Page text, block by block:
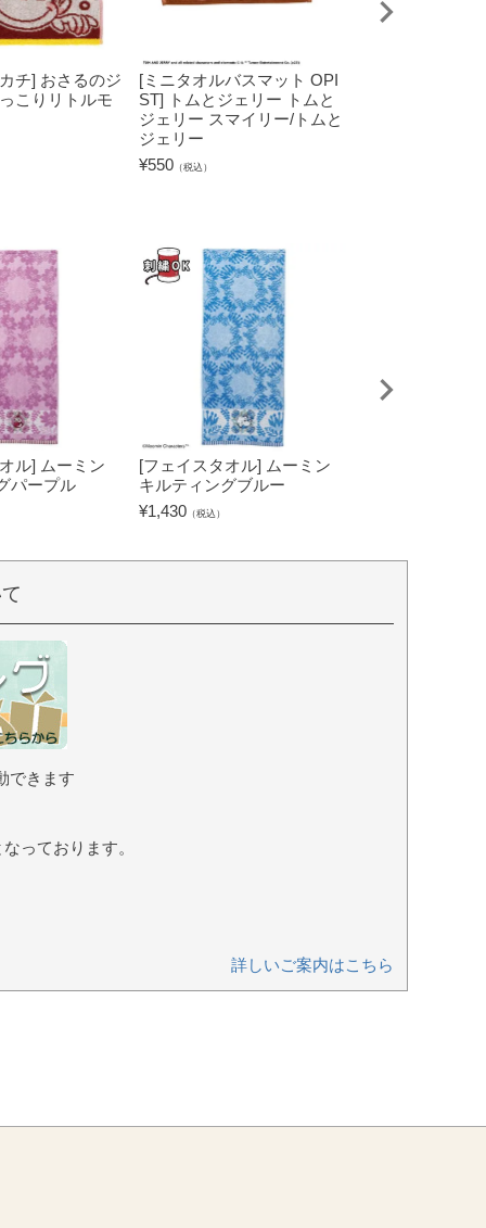
チ] おさるのジ
こりリトルモ
[ミニタオルバスマット OPI
ST] トムとジェリー トムと
ジェリー スマイリー/トムと
ジェリー
¥550 （税込）
ル] ムーミン
パープル
[フェイスタオル] ムーミン
キルティングブルー
¥1,430 （税込）
できます
っております。
詳しいご案内はこちら